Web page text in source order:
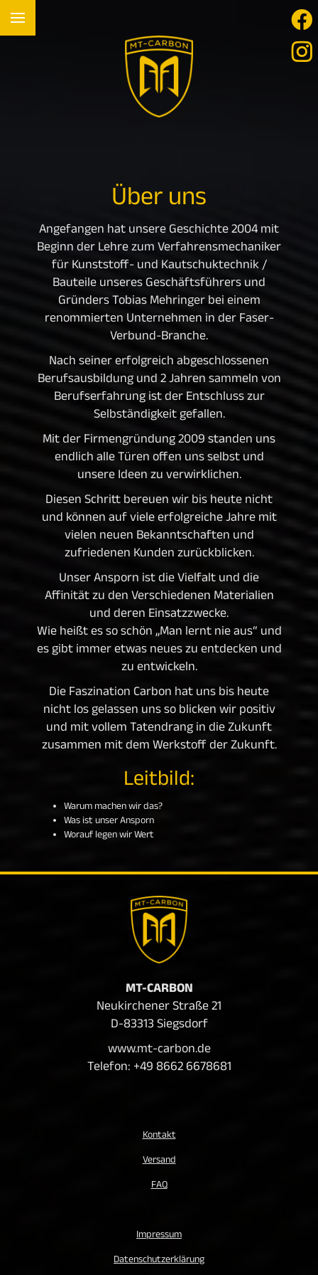
Über uns
Angefangen hat unsere Geschichte 2004 mit
Beginn der Lehre zum Verfahrensmechaniker
für Kunststoff- und Kautschuktechnik /
Bauteile unseres Geschäftsführers und
Gründers Tobias Mehringer bei einem
renommierten Unternehmen in der Faser-
Verbund-Branche.
Nach seiner erfolgreich abgeschlossenen
Berufsausbildung und 2 Jahren sammeln von
Berufserfahrung ist der Entschluss zur
Selbständigkeit gefallen.
Mit der Firmengründung 2009 standen uns
endlich alle Türen offen uns selbst und
unsere Ideen zu verwirklichen.
Diesen Schritt bereuen wir bis heute nicht
und können auf viele erfolgreiche Jahre mit
vielen neuen Bekanntschaften und
zufriedenen Kunden zurückblicken.
Unser Ansporn ist die Vielfalt und die
Affinität zu den Verschiedenen Materialien
und deren Einsatzzwecke.
Wie heißt es so schön „Man lernt nie aus“ und
es gibt immer etwas neues zu entdecken und
zu entwickeln.
Die Faszination Carbon hat uns bis heute
nicht los gelassen uns so blicken wir positiv
und mit vollem Tatendrang in die Zukunft
zusammen mit dem Werkstoff der Zukunft.
Leitbild:
Warum machen wir das?
Was ist unser Ansporn
Worauf legen wir Wert
MT-CARBON
Neukirchener Straße 21
D-83313 Siegsdorf
www.mt-carbon.de
Telefon: +49 8662 6678681
Kontakt
Versand
FAQ
Impressum
Datenschutzerklärung